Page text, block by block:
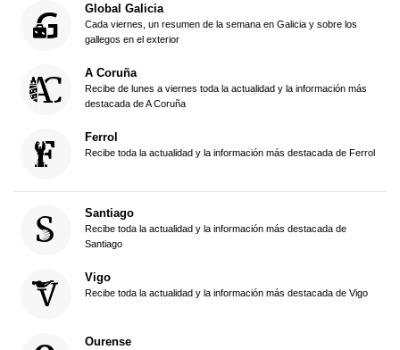
Global Galicia
Cada viernes, un resumen de la semana en Galicia y sobre los
gallegos en el exterior
A Coruña
Recibe de lunes a viernes toda la actualidad y la información más
destacada de A Coruña
Ferrol
Recibe toda la actualidad y la información más destacada de Ferrol
Santiago
Recibe toda la actualidad y la información más destacada de
Santiago
Vigo
Recibe toda la actualidad y la información más destacada de Vigo
Ourense